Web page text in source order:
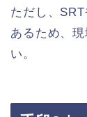
ただし、
あるため、
い。